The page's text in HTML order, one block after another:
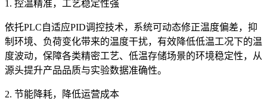
1. 控温精准，工艺稳定性强
依托PLC自适应PID调控技术，系统可动态修正温度偏差，抑
制环境、负荷变化带来的温度干扰，有效降低低温工况下的温
度波动，保障各类精密工艺、低温存储场景的环境稳定性，从
源头提升产品品质与实验数据准确性。
2. 节能降耗，降低运营成本